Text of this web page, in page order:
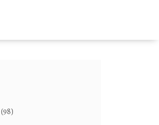
(98)